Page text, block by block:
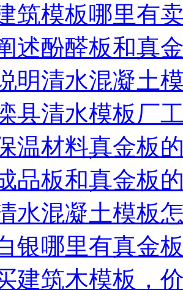
筑模板哪里有
述酚醛板和真
明清水混凝土
县清水模板厂
温材料真金板
品板和真金板
水混凝土模板
银哪里有真金
建筑木模板，